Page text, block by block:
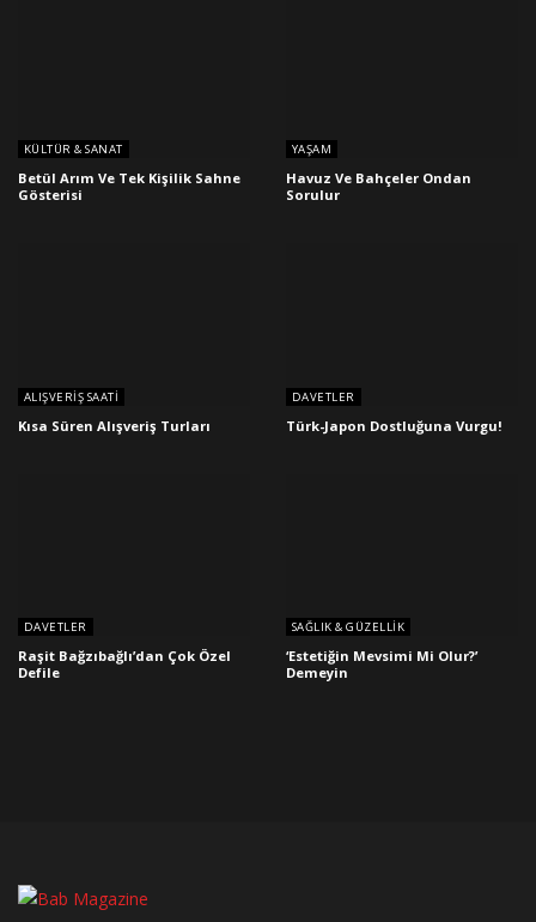
KÜLTÜR & SANAT
Betül Arım Ve Tek Kişilik Sahne
Gösterisi
YAŞAM
Havuz Ve Bahçeler Ondan
Sorulur
ALIŞVERIŞ SAATI
Kısa Süren Alışveriş Turları
DAVETLER
Türk-Japon Dostluğuna Vurgu!
DAVETLER
Raşit Bağzıbağlı’dan Çok Özel
Defile
SAĞLIK & GÜZELLIK
‘Estetiğin Mevsimi Mi Olur?’
Demeyin